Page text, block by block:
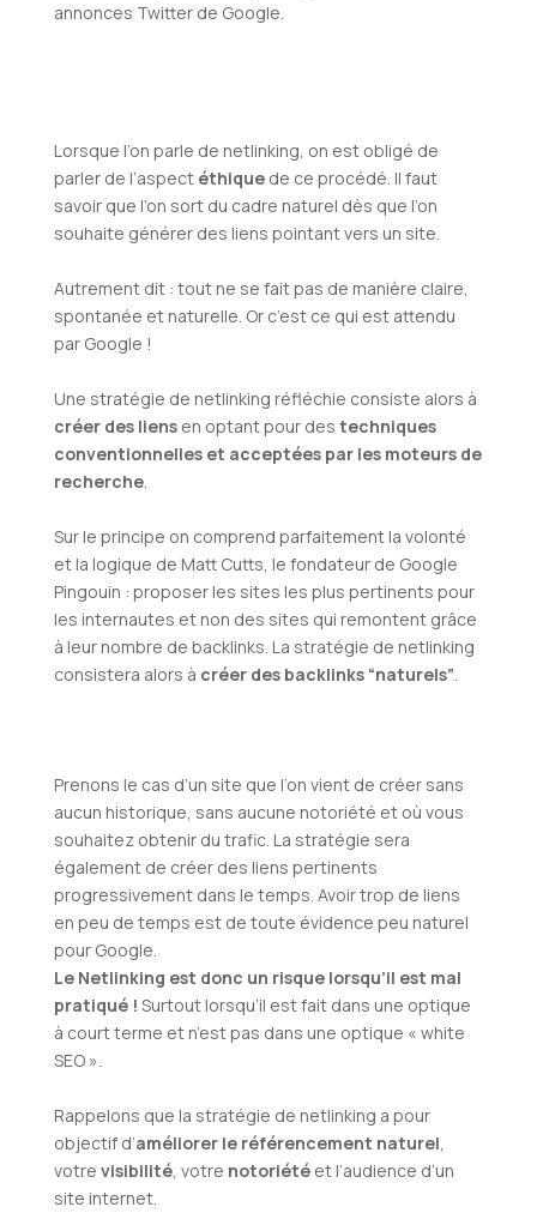
annonces Twitter de Google.
Lorsque l’on parle de netlinking, on est obligé de
parler de l’aspect éthiquede ce procédé. Il faut
savoir que l’on sort du cadre naturel dès que l’on
souhaite générer des liens pointant vers un site.
Autrement dit : tout ne se fait pas de manière claire,
spontanée et naturelle. Or c’est ce qui est attendu
par Google !
Une stratégie de netlinking réfléchie consiste alors à
créer des liensen optant pour des techniques
conventionnelles et acceptées par les moteurs de
recherche.
Sur le principe on comprend parfaitement la volonté
et la logique de Matt Cutts, le fondateur de Google
Pingouin : proposer les sites les plus pertinents pour
les internautes et non des sites qui remontent grâce
à leur nombre de backlinks. La stratégie de netlinking
consistera alors à créer des backlinks “naturels”.
Prenons le cas d’un site que l’on vient de créer sans
aucun historique, sans aucune notoriété et où vous
souhaitez obtenir du trafic. La stratégie sera
également de créer des liens pertinents
progressivement dans le temps. Avoir trop de liens
en peu de temps est de toute évidence peu naturel
pour Google.
Le Netlinking est donc un risque lorsqu’il est mal
pratiqué ! Surtout lorsqu’il est fait dans une optique
à court terme et n’est pas dans une optique « white
SEO ».
Rappelons que la stratégie de netlinking a pour
objectif d’améliorer le référencement naturel,
votre visibilité, votre notoriétéet l’audience d’un
site internet.